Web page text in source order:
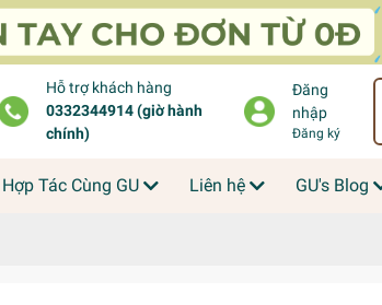
Hỗ trợ khách hàng
0332344914 (giờ hành
chính)
Đăng
nhập
Đăng ký
Hợp Tác Cùng GU Liên hệ GU's Blog